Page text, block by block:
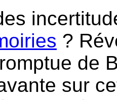
?
de
sur